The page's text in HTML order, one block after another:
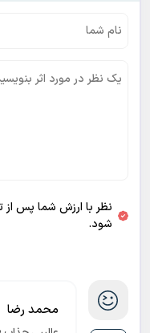
نظر با ارزش شما پس از
شود.
محمد رضا